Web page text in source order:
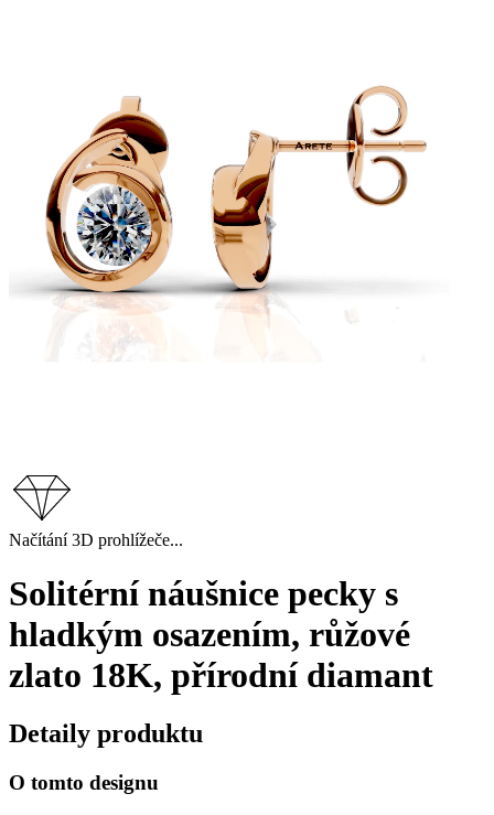
Načítání 3D prohlížeče...
Solitérní náušnice pecky s
hladkým osazením, růžové
zlato 18K, přírodní diamant
Detaily produktu
O tomto designu